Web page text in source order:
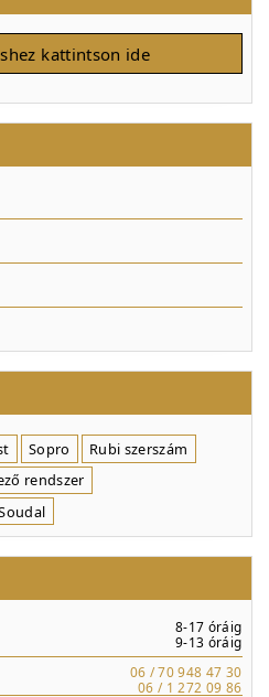
kattintson ide
Sopro
Rubi szerszám
rendszer
8-17 óráig
9-13 óráig
06 / 70 948 47 30
06 / 1 272 09 86